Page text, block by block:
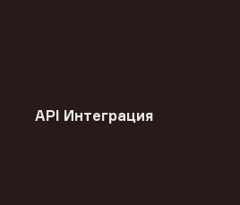
API Интеграция